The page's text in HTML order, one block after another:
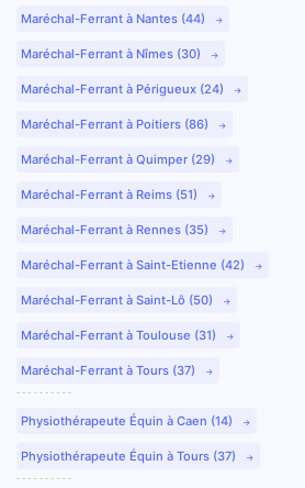
Maréchal-Ferrant à Nantes (44)
Maréchal-Ferrant à Nîmes (30)
Maréchal-Ferrant à Périgueux (24)
Maréchal-Ferrant à Poitiers (86)
Maréchal-Ferrant à Quimper (29)
Maréchal-Ferrant à Reims (51)
Maréchal-Ferrant à Rennes (35)
Maréchal-Ferrant à Saint-Etienne (42)
Maréchal-Ferrant à Saint-Lô (50)
Maréchal-Ferrant à Toulouse (31)
Maréchal-Ferrant à Tours (37)
Physiothérapeute Équin à Caen (14)
Physiothérapeute Équin à Tours (37)